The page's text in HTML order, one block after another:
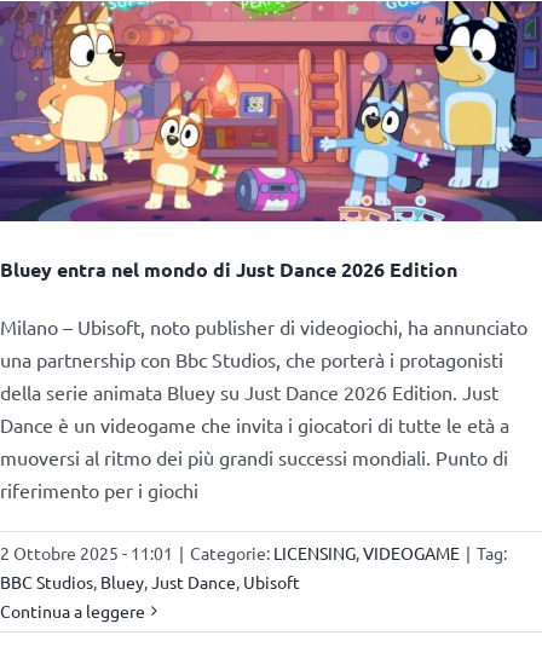
Bluey entra nel mondo di Just Dance 2026 Edition
Milano – Ubisoft, noto publisher di videogiochi, ha annunciato
una partnership con Bbc Studios, che porterà i protagonisti
della serie animata Bluey su Just Dance 2026 Edition. Just
Dance è un videogame che invita i giocatori di tutte le età a
muoversi al ritmo dei più grandi successi mondiali. Punto di
riferimento per i giochi
2 Ottobre 2025 - 11:01 | Categorie: LICENSING,VIDEOGAME | Tag:
BBC Studios, Bluey,Just Dance, Ubisoft
Continua a leggere